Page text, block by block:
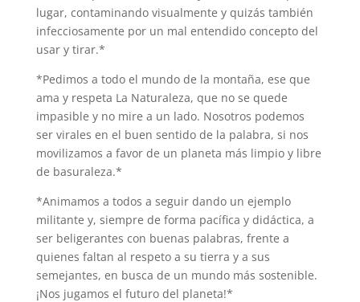
lugar, contaminando visualmente y quizás también
infecciosamente por un mal entendido concepto del
usar y tirar.*
*Pedimos a todo el mundo de la montaña, ese que
ama y respeta La Naturaleza, que no se quede
impasible y no mire a un lado. Nosotros podemos
ser virales en el buen sentido de la palabra, si nos
movilizamos a favor de un planeta más limpio y libre
de basuraleza.*
*Animamos a todos a seguir dando un ejemplo
militante y, siempre de forma pacífica y didáctica, a
ser beligerantes con buenas palabras, frente a
quienes faltan al respeto a su tierra y a sus
semejantes, en busca de un mundo más sostenible.
¡Nos jugamos el futuro del planeta!*